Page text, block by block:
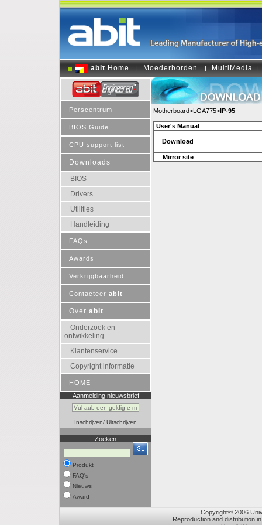
abit Home | Moederborden | MultiMedia |
| Perscentrum
| BIOS Guide
| CPU support list
|
Downloads
BIOS
Drivers
Utilities
Handleiding
| FAQs
| Awards
| Verkrijgbaarheid
| Contacteer abit
| Over abit
Onderzoek en
ontwikkeling
Klantenservice
Copyright informatie
| HOME
Aanmelding nieuwsbrief
Inschrijven/ Uitschrijven
Zoeken
Produkt
FAQ's
Nieuws
Award
Motherboard>LGA775>IP-95
User's Manual
Download
Mirror site
Copyright© 2006
Reproduction and distribution